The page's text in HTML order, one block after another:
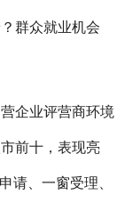
群众就业机会
企业评营商环境
前十，表现亮
请、一窗受理、